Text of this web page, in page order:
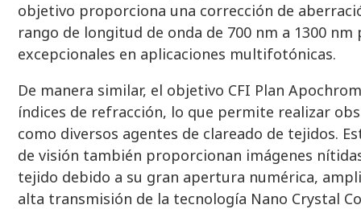
objetivo proporciona una corrección de
rango de longitud de onda de 700 nm a 1300
excepcionales en aplicaciones multifotónicas.
De manera similar, el objetivo CFI Plan
índices de refracción, lo que permite realizar
como diversos agentes de clareado de tejidos.
de visión también proporcionan imágenes
tejido debido a su gran apertura numérica,
alta transmisión de la tecnología Nano Crystal